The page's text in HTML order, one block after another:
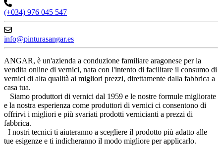
(+034) 976 045 547
info@pinturasangar.es
ANGAR, è un'azienda a conduzione familiare aragonese per la
vendita online di vernici, nata con l'intento di facilitare il consumo di
vernici di alta qualità ai migliori prezzi, direttamente dalla fabbrica a
casa tua.
Siamo produttori di vernici dal 1959 e le nostre formule migliorate
e la nostra esperienza come produttori di vernici ci consentono di
offrirvi i migliori e più svariati prodotti vernicianti a prezzi di
fabbrica.
I nostri tecnici ti aiuteranno a scegliere il prodotto più adatto alle
tue esigenze e ti indicheranno il modo migliore per applicarlo.